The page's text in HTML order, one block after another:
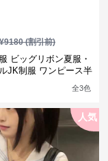
¥9180(割引前)
ビッグリボン夏服・
JK制服 ワンピース半
全3色
人気